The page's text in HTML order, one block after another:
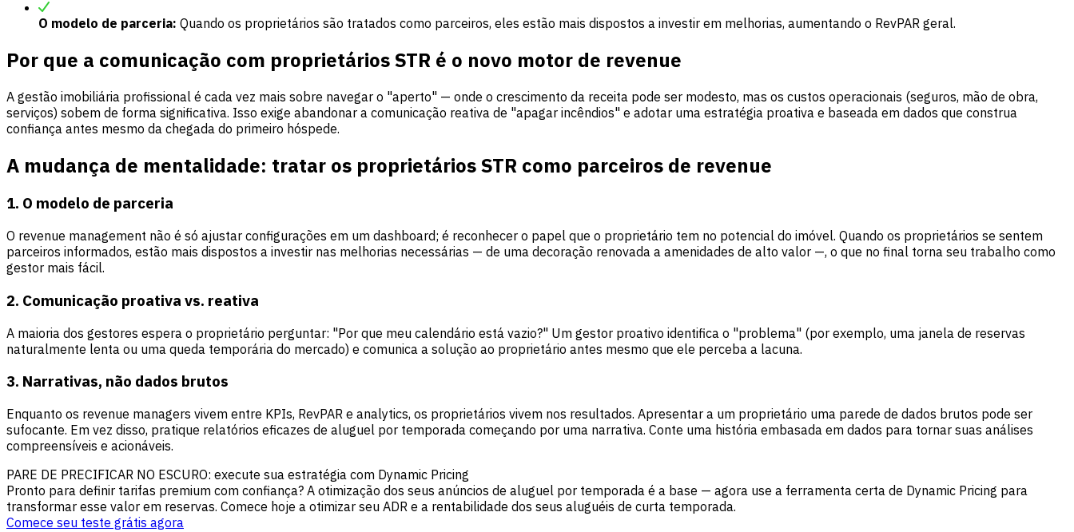
O modelo de parceria: Quando os proprietários são tratados como parceiros, eles estão mais dispostos a investir em melhorias, aumentando o RevPAR geral.
Por que a comunicação com proprietários STR é o novo motor de revenue
A gestão imobiliária profissional é cada vez mais sobre navegar o "aperto" — onde o crescimento da receita pode ser modesto, mas os custos operacionais (seguros, mão de obra,
serviços) sobem de forma significativa. Isso exige abandonar a comunicação reativa de "apagar incêndios" e adotar uma estratégia proativa e baseada em dados que construa
confiança antes mesmo da chegada do primeiro hóspede.
A mudança de mentalidade: tratar os proprietários STR como parceiros de revenue
1. O modelo de parceria
O revenue management não é só ajustar configurações em um dashboard; é reconhecer o papel que o proprietário tem no potencial do imóvel. Quando os proprietários se sentem
parceiros informados, estão mais dispostos a investir nas melhorias necessárias — de uma decoração renovada a amenidades de alto valor —, o que no final torna seu trabalho como
gestor mais fácil.
2. Comunicação proativa vs. reativa
A maioria dos gestores espera o proprietário perguntar: "Por que meu calendário está vazio?" Um gestor proativo identifica o "problema" (por exemplo, uma janela de reservas
naturalmente lenta ou uma queda temporária do mercado) e comunica a solução ao proprietário antes mesmo que ele perceba a lacuna.
3. Narrativas, não dados brutos
Enquanto os revenue managers vivem entre KPIs, RevPAR e analytics, os proprietários vivem nos resultados. Apresentar a um proprietário uma parede de dados brutos pode ser
sufocante. Em vez disso, pratique relatórios eficazes de aluguel por temporada começando por uma narrativa. Conte uma história embasada em dados para tornar suas análises
compreensíveis e acionáveis.
PARE DE PRECIFICAR NO ESCURO: execute sua estratégia com Dynamic Pricing
Pronto para definir tarifas premium com confiança? A otimização dos seus anúncios de aluguel por temporada é a base — agora use a ferramenta certa de Dynamic Pricing para
transformar esse valor em reservas. Comece hoje a otimizar seu ADR e a rentabilidade dos seus aluguéis de curta temporada.
Comece seu teste grátis agora